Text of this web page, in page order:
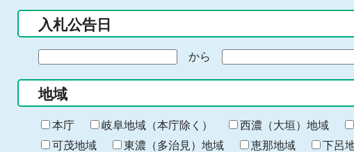
力
入札公告日
の
始
ま
り
から
終
わ
り
地域
本庁 岐阜地域（本庁除く） 西濃（大垣）地域
可茂地域
東濃（多治見）地域 恵那地域 下呂